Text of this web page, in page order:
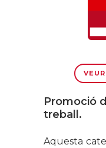
Promoció
treball.
Aquesta